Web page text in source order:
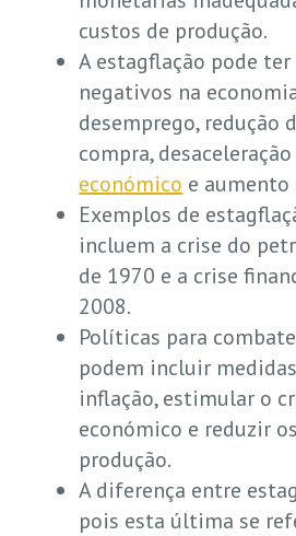
custos de produção.
A estagflação pode
negativos na
desemprego, redução
compra,
económico e
Exemplos de
incluem a crise do
de 1970 e a crise
2008.
Políticas para
podem incluir
inflação, estimular o
económico e reduzir
produção.
A diferença entre
pois esta última se